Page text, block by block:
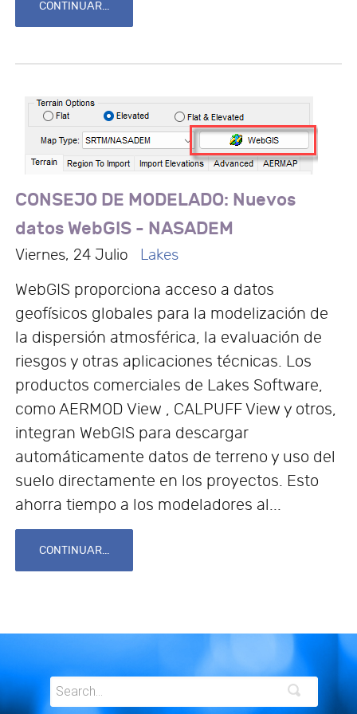
CONTINUAR...
CONSEJO DE MODELADO: Nuevos
datos WebGIS - NASADEM
Viernes, 24 Julio Lakes
WebGIS proporciona acceso a datos
geofísicos globales para la modelización de
la dispersión atmosférica, la evaluación de
riesgos y otras aplicaciones técnicas. Los
productos comerciales de Lakes Software,
como AERMOD View , CALPUFF View y otros,
integran WebGIS para descargar
automáticamente datos de terreno y uso del
suelo directamente en los proyectos. Esto
ahorra tiempo a los modeladores al...
CONTINUAR...